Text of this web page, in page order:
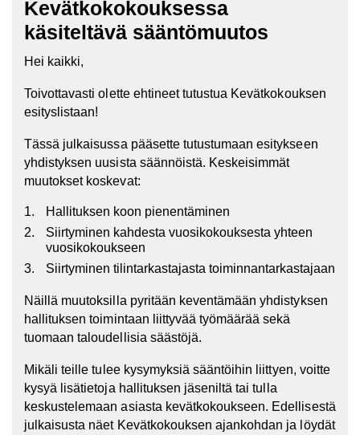
Kevätkokokouksessa
käsiteltävä sääntömuutos
Hei kaikki,
Toivottavasti olette ehtineet tutustua Kevätkokouksen
esityslistaan!
Tässä julkaisussa pääsette tutustumaan esitykseen
yhdistyksen uusista säännöistä. Keskeisimmät
muutokset koskevat:
Hallituksen koon pienentäminen
Siirtyminen kahdesta vuosikokouksesta yhteen
vuosikokoukseen
Siirtyminen tilintarkastajasta toiminnantarkastajaan
Näillä muutoksilla pyritään keventämään yhdistyksen
hallituksen toimintaan liittyvää työmäärää sekä
tuomaan taloudellisia säästöjä.
Mikäli teille tulee kysymyksiä sääntöihin liittyen, voitte
kysyä lisätietoja hallituksen jäseniltä tai tulla
keskustelemaan asiasta kevätkokoukseen. Edellisestä
julkaisusta näet Kevätkokouksen ajankohdan ja löydät